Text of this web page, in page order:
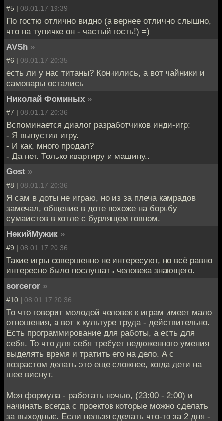
#5 | 08.01.17 19:39
По гостю отлично видно (а вернее отлично слышно,
что на тупичке он - частый гость!) =)
AVSh »
#6 | 08.01.17 20:35
есть ли у нас титаны? Кончились, а вот чайники и
самовары остались
Николай Фоминых »
#7 | 08.01.17 20:36
Вспоминается диалог разработчиков инди-игр:
- Я выпустил игру.
- И как, много продал?
- Да нет. Только квартиру и машину..
Gost »
#8 | 08.01.17 20:36
Я сам в доты не играю, но из за плеча камрадов
замечал, общение в доте похоже на борьбу
сумаистов в котле с бурлящем говном.
НекийМужик »
#9 | 08.01.17 20:36
Такие игры совершенно не интересуют, но всё равно
интересно было послушать человека знающего.
sorceror »
#10 | 08.01.17 20:36
То что говорит молодой человек к играм имеет мало
отношения, а вот к культуре труда - действительно.
Есть программирование для работы, а есть для
себя. То что для себя требует недюженного умения
выделять время и тратить его на дело. А с
возрастом делать это еще сложнее, когда дети на
шее виснут.
Моя формула - работать ночью, (23:00 - 2:00) и
начинать всегда с проектов которые можно сделать
за выходные. Если нельзя сделать что-то за 2 дня -